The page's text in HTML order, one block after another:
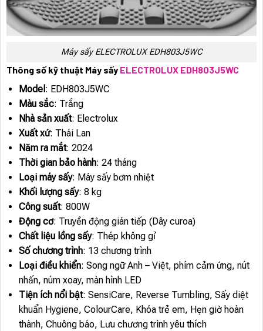
Máy sấy ELECTROLUX EDH803J5WC
Thông số kỹ thuật Máy sấy ELECTROLUX EDH803J5WC
Model : EDH803J5WC
Màu sắc: Trắng
Nhà sản xuất: Electrolux
Xuất xứ: Thái Lan
Năm ra mắt: 2024
Thời gian bảo hành: 24 tháng
Loại máy sấy: Máy sấy bơm nhiệt
Khối lượng sấy: 8 kg
Công suất: 800W
Động cơ: Truyền động gián tiếp (Dây curoa)
Chất liệu lồng sấy: Thép không gỉ
Số chương trình: 13 chương trình
Loại điều khiển: Song ngữ Anh – Việt, phím cảm ứng, nút
nhấn, núm xoay, màn hình LED
Tiện ích nổi bật: SensiCare, Reverse Tumbling, Sấy diệt
khuẩn Hygiene, ColourCare, Khóa trẻ em, Hẹn giờ hoàn
thành, Chuông báo, Lưu chương trình yêu thích